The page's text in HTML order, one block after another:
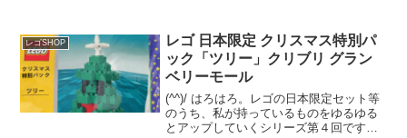
も３体とも持っていてオススメ。
「7179...
レゴSHOP
レゴ 日本限定 クリスマス特別パ
ック「ツリー」クリブリ グラン
ベリーモール
(^^)/ はろはろ。レゴの日本限定セット等
のうち、私が持っているものをゆるゆる
とアップしていくシリーズ第４回です。